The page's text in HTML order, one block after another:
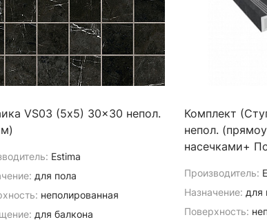
VS03 (5х5) 30x30 непол.
Estima
для пола
неполированная
для балкона
Комплект
непол.
насечками+
Производитель:
Назначение: для
Поверхность: